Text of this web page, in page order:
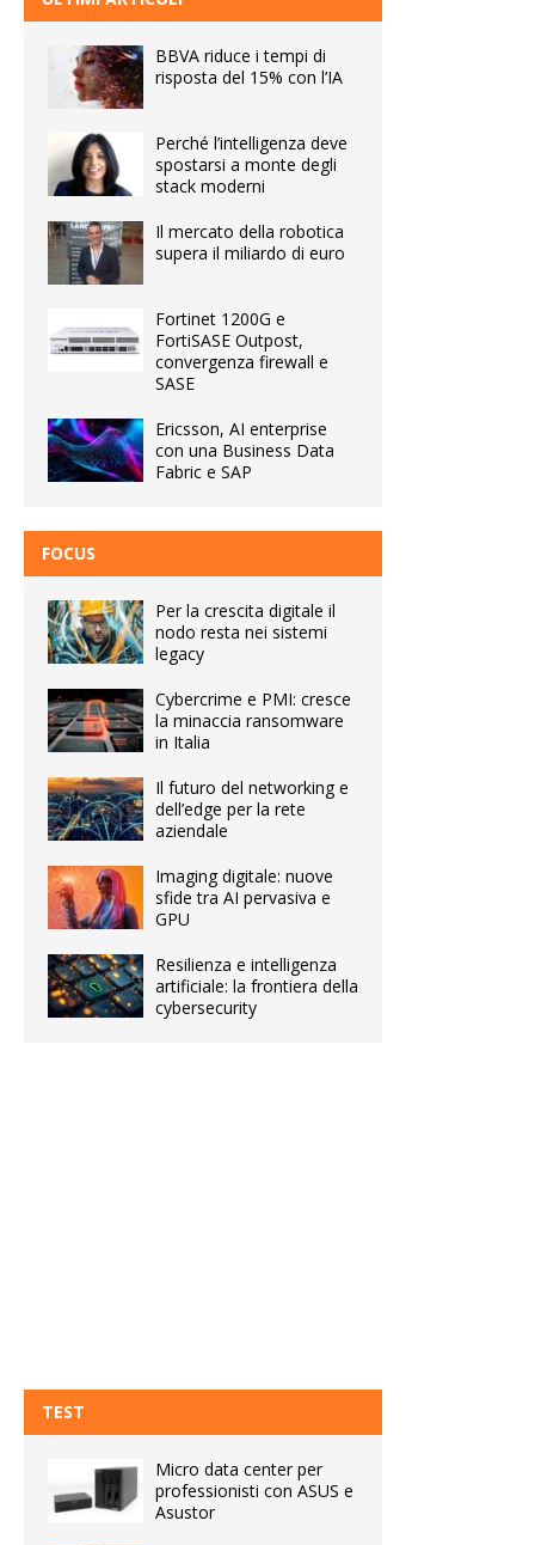
BBVA riduce i tempi di
risposta del 15% con l’IA
Perché l’intelligenza deve
spostarsi a monte degli
stack moderni
Il mercato della robotica
supera il miliardo di euro
Fortinet 1200G e
FortiSASE Outpost,
convergenza firewall e
SASE
Ericsson, AI enterprise
con una Business Data
Fabric e SAP
FOCUS
Per la crescita digitale il
nodo resta nei sistemi
legacy
Cybercrime e PMI: cresce
la minaccia ransomware
in Italia
Il futuro del networking e
dell’edge per la rete
aziendale
Imaging digitale: nuove
sfide tra AI pervasiva e
GPU
Resilienza e intelligenza
artificiale: la frontiera della
cybersecurity
TEST
Micro data center per
professionisti con ASUS e
Asustor